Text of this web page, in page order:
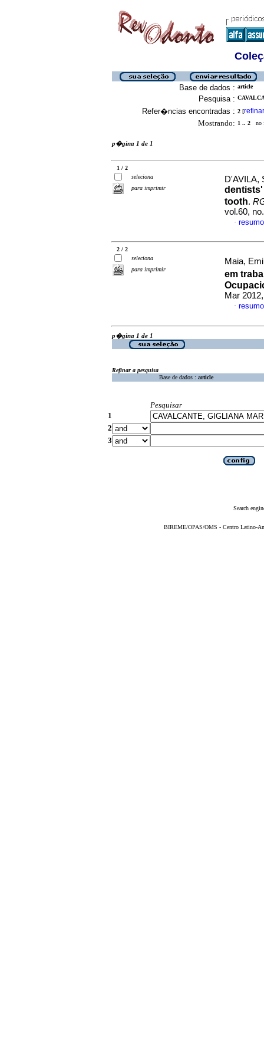
Base de dados : article
Pesquisa :
Refer�ncias encontradas : 2 [refinar
Mostrando: 1 .. 2 no
p�gina 1 de 1
1 / 2
seleciona
para imprimir
dentists'
tooth.
vol.60,
·
2 / 2
seleciona
para imprimir
Maia,
em
Mar
·
p�gina 1 de 1
Refinar a pesquisa
Base de dados : article
Pesquisar
1
2
3
Search
BIREME/OPAS/OMS - Centro Latino-